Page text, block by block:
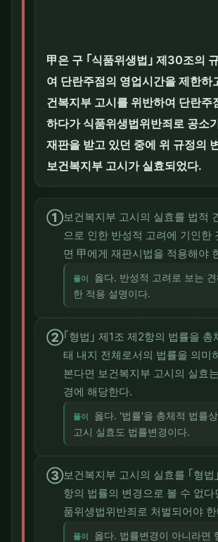
甲은 구 ｢식품위생법｣ 제30조의
여 단란주점의 영업시간을 제한하
건복지부 고시를 위반하여 단란주
하다가 식품위생법위반죄로 공소
재판을 받고 있던 중에 위 규정의
보건복지부 고시가 실효되었다.
①보건복지부 고시의 실효를 법적
으로 인한 반성적 고려에 기인한
면 甲에게 재판시법을 적용해야
풀이
옳다. 반성적 고려로 보는
한 적용 설명이다.
②｢형법｣ 제1조 제2항의 법률을 총
태 내지 전체로서의 법률을 의미
본다면 보건복지부 고시의 실효
경에 해당한다.
풀이
옳다. '법률'을 총체적 법률
고시 실효도 법률변경이다.
③보건복지부 고시의 실효를 ｢형법
항의 법률의 변경으로 볼 수 없다
품위생법위반죄로 처벌되어야
풀이
옳다. 법률변경이 아니라면